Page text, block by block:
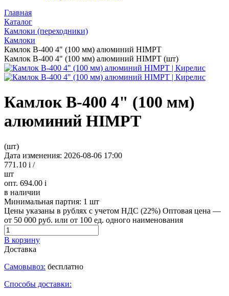
Главная
Каталог
Камлоки (переходники)
Камлоки
Камлок B-400 4" (100 мм) алюминий HIMPT
Камлок B-400 4" (100 мм) алюминий HIMPT (шт)
Камлок B-400 4" (100 мм)
алюминий HIMPT
(шт)
Дата изменения: 2026-08-06 17:00
771.10 i /
шт
опт. 694.00 i
в наличии
Минимальная партия: 1 шт
Цены указаны в рублях с учетом НДС (22%) Оптовая цена —
от 50 000 руб. или от 100 ед. одного наименования
В корзину
Доставка
Самовывоз: бесплатно
Способы доставки: